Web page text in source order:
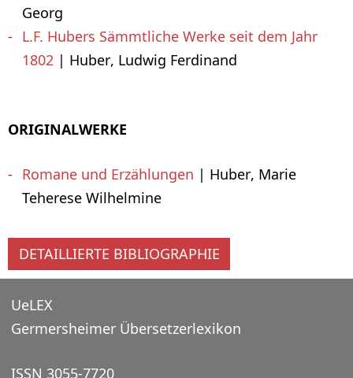
Georg
L.F. Hubers Sämmtliche Werke seit dem Jahr
1802 | Huber, Ludwig Ferdinand
ORIGINALWERKE
Romane und Erzählungen | Huber, Marie
Teherese Wilhelmine
DETAILLIERTE BIBLIOGRAPHIE
UeLEX
Germersheimer Übersetzerlexikon
ISSN 3055-7720